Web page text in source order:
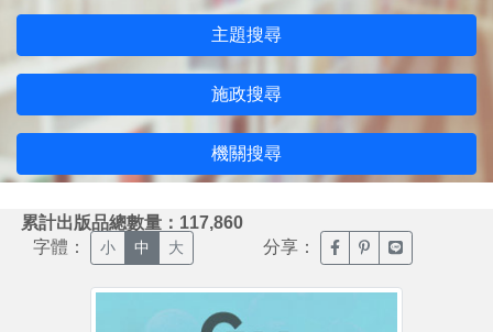
主題搜尋
施政搜尋
機關搜尋
累計出版品總數量：117,860
字體： 小 中 大 分享： 臉書分享(另開新視窗)
噗浪分享(另開新
Line分享(另